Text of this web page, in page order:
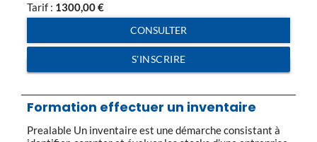
Tarif : 1300,00€
CONSULTER
S'INSCRIRE
Formation effectuer un inventaire
Prealable Un inventaire est une démarche consistant à